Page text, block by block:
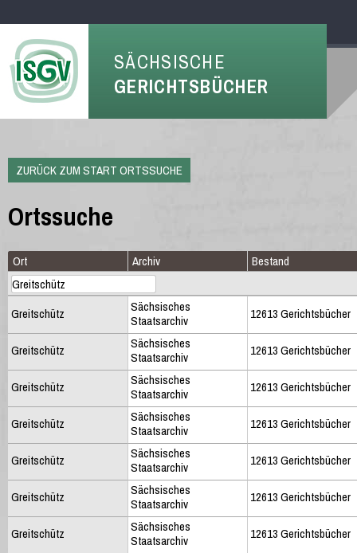
SÄCHSISCHE
GERICHTSBÜCHER
ZURÜCK ZUM START ORTSSUCHE
Ortssuche
Ort Archiv Bestand
Greitschütz
Sächsisches
Staatsarchiv
12613 Gerichtsbücher
Greitschütz
Sächsisches
Staatsarchiv
12613 Gerichtsbücher
Greitschütz
Sächsisches
Staatsarchiv
12613 Gerichtsbücher
Greitschütz
Sächsisches
Staatsarchiv
12613 Gerichtsbücher
Greitschütz
Sächsisches
Staatsarchiv
12613 Gerichtsbücher
Greitschütz
Sächsisches
Staatsarchiv
12613 Gerichtsbücher
Greitschütz
Sächsisches
Staatsarchiv
12613 Gerichtsbücher